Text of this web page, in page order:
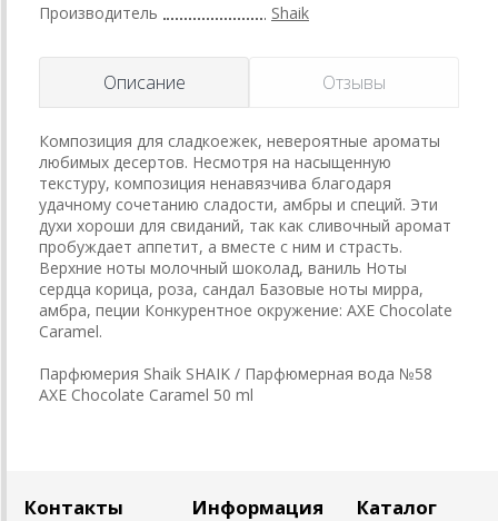
Производитель Shaik
Описание Отзывы
Композиция для сладкоежек, невероятные ароматы
любимых десертов. Несмотря на насыщенную
текстуру, композиция ненавязчива благодаря
удачному сочетанию сладости, амбры и специй. Эти
духи хороши для свиданий, так как сливочный аромат
пробуждает аппетит, а вместе с ним и страсть.
Верхние ноты молочный шоколад, ваниль Ноты
сердца корица, роза, сандал Базовые ноты мирра,
амбра, пеции Конкурентное окружение: AXE Chocolate
Caramel.
Парфюмерия Shaik SHAIK / Парфюмерная вода №58
AXE Chocolate Caramel 50 ml
Контакты Информация Каталог